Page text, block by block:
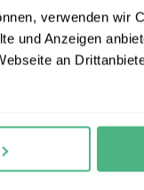
verwenden wir
und Anzeigen
an
nächsten Tag
die schmalen
die Bootsfahrt
Sonne, den Blick
die Insel zu
war der
magisch. Leider